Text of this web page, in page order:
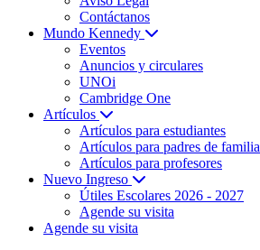
Contáctanos
Mundo Kennedy
Eventos
Anuncios y circulares
UNOi
Cambridge One
Artículos
Artículos para estudiantes
Artículos para padres de familia
Artículos para profesores
Nuevo Ingreso
Útiles Escolares 2026 - 2027
Agende su visita
Agende su visita